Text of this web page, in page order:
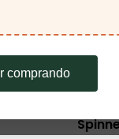
comprando